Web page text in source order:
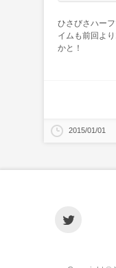
ひさびさハー
イムも前回よ
かと！
2015/01/01